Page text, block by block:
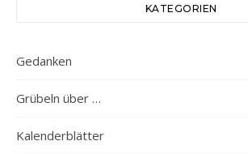
KATEGORIEN
Gedanken
Grübeln über …
Kalenderblätter